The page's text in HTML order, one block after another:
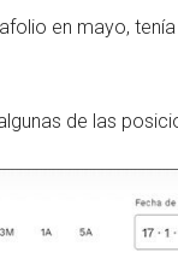
en mayo,
de las